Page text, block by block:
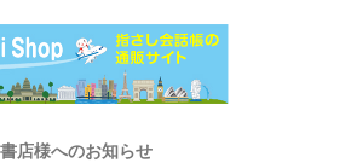
書店様へのお知らせ